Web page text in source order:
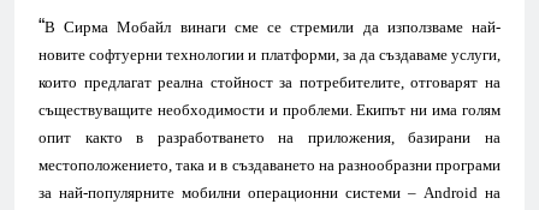
“В Сирма Мобайл винаги сме се стремили да използваме най-
новите софтуерни технологии и платформи, за да създаваме услуги,
които предлагат реална стойност за потребителите, отговарят на
съществуващите необходимости и проблеми. Екипът ни има голям
опит както в разработването на приложения, базирани на
местоположението, така и в създаването на разнообразни програми
за най-популярните мобилни операционни системи – Android на